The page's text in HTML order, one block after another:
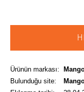
Ürünün markası:
Bulunduğu site: